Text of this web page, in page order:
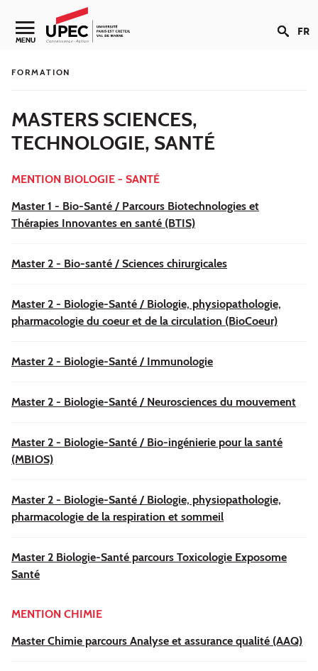
Aller au contenu
Navigation secondaire
MENU FR
FORMATION
MASTERS SCIENCES,
TECHNOLOGIE, SANTÉ
MENTION BIOLOGIE - SANTÉ
Master 1 - Bio-Santé / Parcours Biotechnologies et
Thérapies Innovantes en santé (BTIS)
Master 2 - Bio-santé / Sciences chirurgicales
Master 2 - Biologie-Santé / Biologie, physiopathologie,
pharmacologie du coeur et de la circulation (BioCoeur)
Master 2 - Biologie-Santé / Immunologie
Master 2 - Biologie-Santé / Neurosciences du mouvement
Master 2 - Biologie-Santé / Bio-ingénierie pour la santé
(MBIOS)
Master 2 - Biologie-Santé / Biologie, physiopathologie,
pharmacologie de la respiration et sommeil
Master 2 Biologie-Santé parcours Toxicologie Exposome
Santé
MENTION CHIMIE
Master Chimie parcours Analyse et assurance qualité (AAQ)